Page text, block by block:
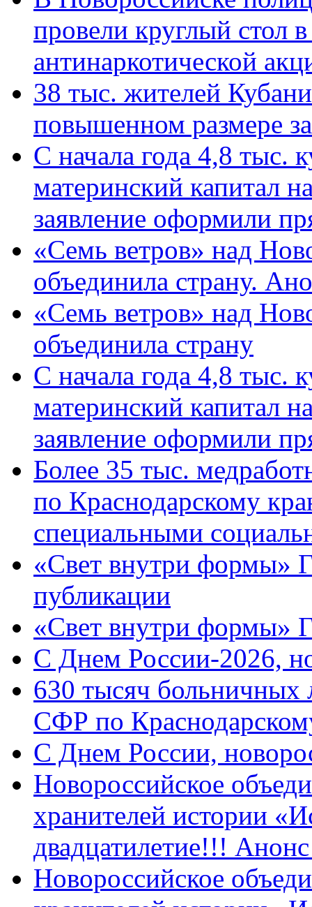
провели круглый стол
антинаркотической
38 тыс. жителей
повышенном размере
С начала года 4,8 тыс.
материнский капитал
заявление оформили
«Семь ветров» над
объединила страну.
«Семь ветров» над
объединила страну
С начала года 4,8 тыс.
материнский капитал
заявление оформили
Более 35 тыс.
по Краснодарскому
специальными
«Свет внутри формы»
публикации
«Свет внутри формы»
C Днем России-2026,
630 тысяч больничных
СФР по
C Днем России,
Новороссийское
хранителей истории
двадцатилетие!!!
Новороссийское